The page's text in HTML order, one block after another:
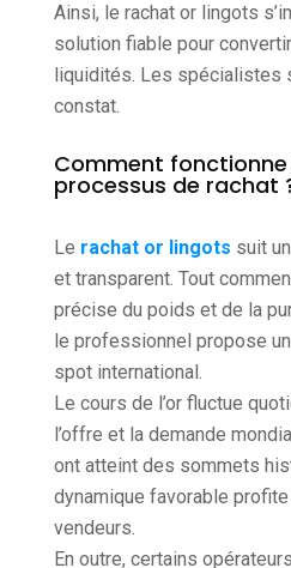
Ainsi, le rachat or lingots
solution fiable pour
liquidités. Les spécialistes
constat.
Comment
processus de rachat
Le rachat or lingots suit
et transparent. Tout
précise du poids et de la
le professionnel propose
spot international.
Le cours de l’or fluctue
l’offre et la demande
ont atteint des sommets
dynamique favorable
vendeurs.
En outre, certains